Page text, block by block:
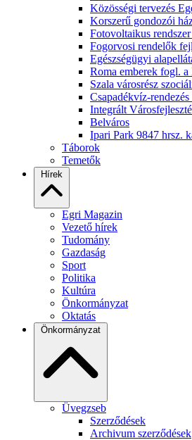
Közösségi tervezés
Korszerű gondozói
Fotovoltaikus
Fogorvosi rendelők
Egészségügyi
Roma emberek fogl.
Szala városrész
Csapadékvíz-
Integrált
Belváros
Ipari Park 9847 hrsz.
Táborok
Temetők
Hírek
Egri Magazin
Vezető hírek
Tudomány
Gazdaság
Sport
Politika
Kultúra
Önkormányzat
Oktatás
Önkormányzat
Üvegzseb
Szerződések
Archivum szerződések